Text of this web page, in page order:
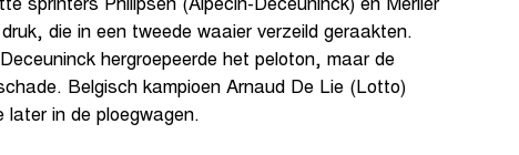
sprinters Philipsen (Alpecin-Deceuninck) en Merlier
die in een tweede waaier verzeild geraakten.
hergroepeerde het peloton, maar de
Belgisch kampioen Arnaud De Lie (Lotto)
in de ploegwagen.